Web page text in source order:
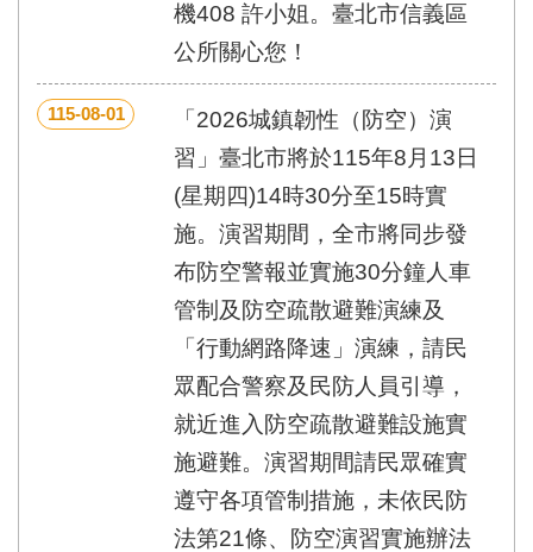
機408 許小姐。臺北市信義區
公所關心您！
115-08-01
「2026城鎮韌性（防空）演
習」臺北市將於115年8月13日
(星期四)14時30分至15時實
施。演習期間，全市將同步發
布防空警報並實施30分鐘人車
管制及防空疏散避難演練及
「行動網路降速」演練，請民
眾配合警察及民防人員引導，
就近進入防空疏散避難設施實
施避難。演習期間請民眾確實
遵守各項管制措施，未依民防
法第21條、防空演習實施辦法